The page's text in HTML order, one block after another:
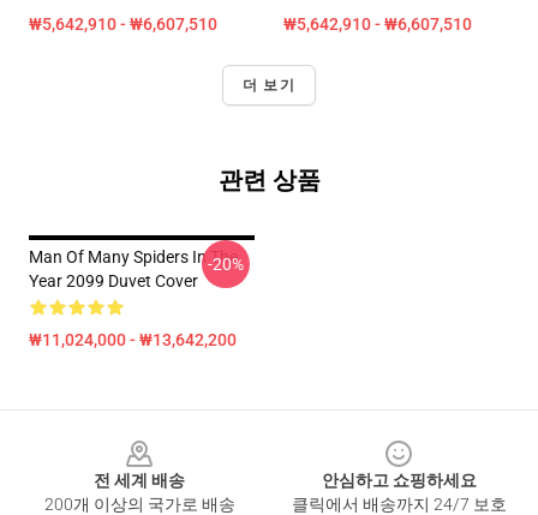
₩5,642,910 - ₩6,607,510 ₩5,642,910 - ₩6,607,510
더 보기
관련 상품
Man Of Many Spiders In The
Year 2099 Duvet Cover
₩11,024,000 - ₩13,642,200
-20%
전 세계 배송
200개 이상의 국가로 배송
안심하고 쇼핑하세요
클릭에서 배송까지 24/7 보호